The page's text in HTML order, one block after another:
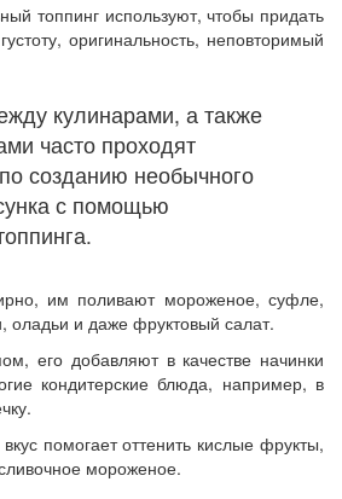
топпинг используют, чтобы придать
оригинальность, неповторимый
кулинарами, а также
часто проходят
созданию необычного
с помощью
им поливают мороженое, суфле,
оладьи и даже фруктовый салат.
его добавляют в качестве начинки
кондитерские блюда, например, в
помогает оттенить кислые фрукты,
мороженое.